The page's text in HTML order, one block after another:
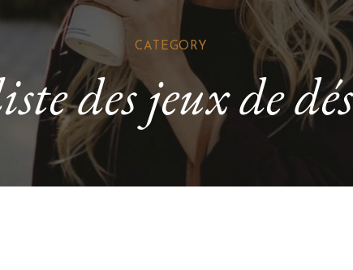
CATEGORY
des jeux de dés